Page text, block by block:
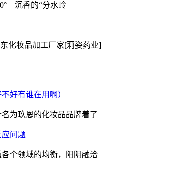
沉香的“分水岭
化妆品加工厂家[莉姿药业]
好有谁在用啊）
为玖恩的化妆品品牌着了
问题
个领域的均衡，阳阴融洽